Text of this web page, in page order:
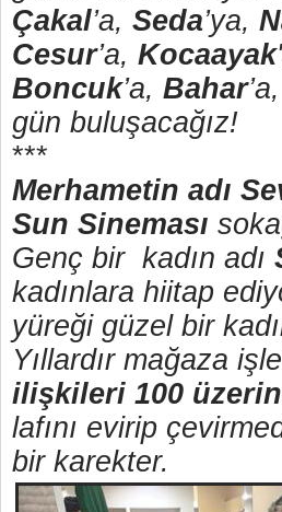
Çakal’a, Seda’ya,
Cesur’a, Kocaayak
Boncuk’a, Bahar
gün buluşacağız!
***
Merhametin adı
Sun Sineması
Genç bir kadın adı
kadınlara hiitap
yüreği güzel bir
Yıllardır mağaza
ilişkileri 100
lafını evirip
bir karekter.